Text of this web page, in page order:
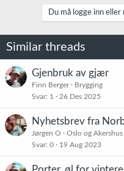
Du må logge inn
Similar threads
Gjenbruk av gjær
Finn Berger
Brygging
Svar 1 26 Des 2025
Nyhetsbrev fra
Jørgen O
Oslo og Akershus
Svar 0 19 Aug 2023